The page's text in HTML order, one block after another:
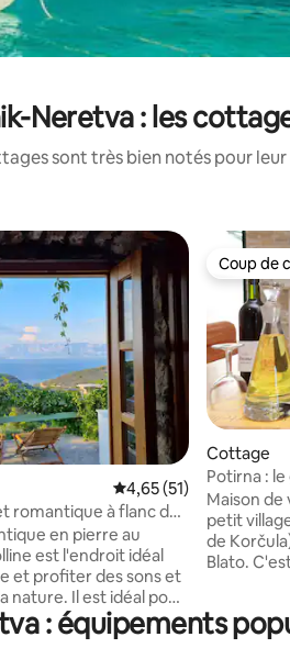
Neretva : les
sont très bien notés pour
de 24 commentaires : 5 sur 5
Évaluation moyenne
4,65 (51)
romantique à flanc de
en pierre au
est l'endroit idéal
et profiter des sons et
nature. Il est idéal pour
aiment tout ce qui est
simplicité, à l'intimité et
Coup de
Coup de
Cottage
Potirna :
Maison de
petit
de
Blato.
: équipements